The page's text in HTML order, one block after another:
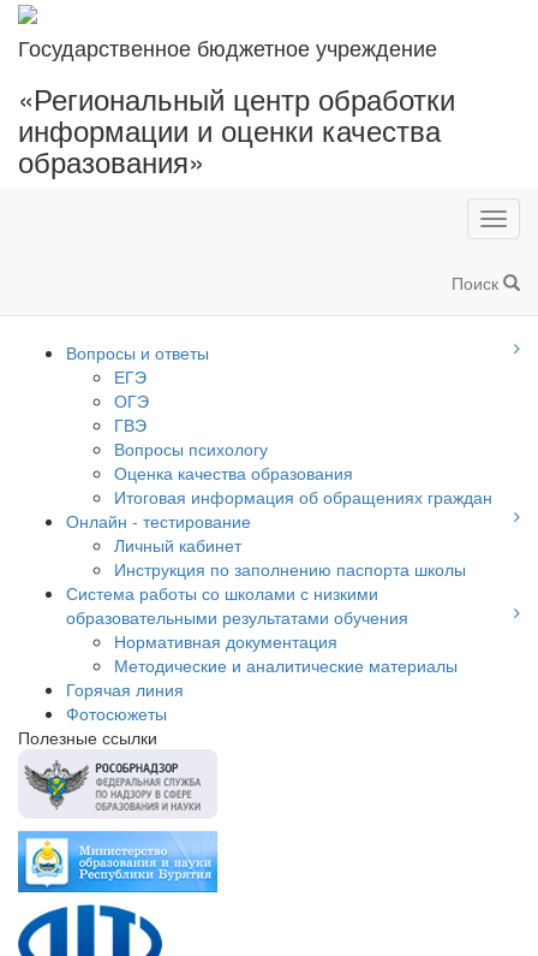
Государственное бюджетное учреждение
«Региональный центр обработки
информации и оценки качества
образования»
Поиск
Вопросы и ответы
ЕГЭ
ОГЭ
ГВЭ
Вопросы психологу
Оценка качества образования
Итоговая информация об обращениях граждан
Онлайн - тестирование
Личный кабинет
Инструкция по заполнению паспорта школы
Система работы со школами с низкими
образовательными результатами обучения
Нормативная документация
Методические и аналитические материалы
Горячая линия
Фотосюжеты
Полезные ссылки